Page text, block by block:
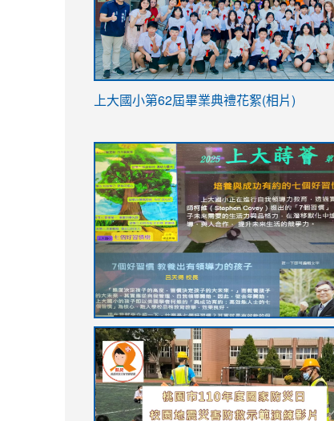
link
YfDQppRvyMk686kIw6SBbssEIZ6WnT/
usp=sharing
上大國小第62屆畢業典禮花絮(相片)
to
https://drive.google.com/file/d/1I-
YfDQppRvyMk686kIw6SBbssEIZ6WnT/
usp=sharing
to
https://sites.google.com/stes.tyc.edu.tw/
link
to
https://sites.google.com/stes.tyc.edu.tw/
link
to
https://drive.google.com/file/d/
usp=sharing
link
to
https://youtu.be/jJOMVWY3-
8M
link
to
https://drive.google.com/file/d/
usp=sharing